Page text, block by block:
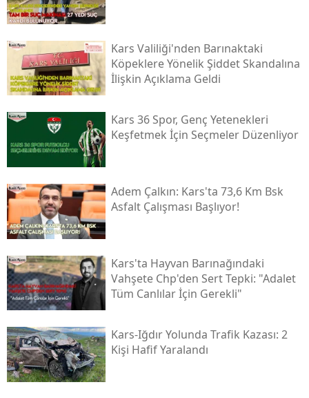
Siirt
Sinop
Tekirdağ
Trabzon
Uşak
Yozgat
Kars Valiliği'nden Barınaktaki
Köpeklere Yönelik Şiddet Skandalına
İlişkin Açıklama Geldi
Kars 36 Spor, Genç Yetenekleri
Keşfetmek İçin Seçmeler Düzenliyor
Adem Çalkın: Kars'ta 73,6 Km Bsk
Asfalt Çalışması Başlıyor!
Kars'ta Hayvan Barınağındaki
Vahşete Chp'den Sert Tepki: "adalet
Tüm Canlılar İçin Gerekli"
Kars-Iğdır Yolunda Trafik Kazası: 2
Kişi Hafif Yaralandı